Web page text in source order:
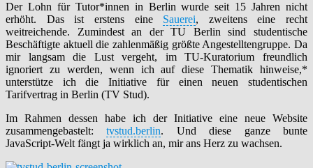
Der Lohn für Tutor*innen in Berlin wurde seit 15 Jahren nicht
erhöht. Das ist erstens eine Sauerei, zweitens eine recht
weitreichende. Zumindest an der TU Berlin sind studentische
Beschäftigte aktuell die zahlenmäßig größte Angestelltengruppe. Da
mir langsam die Lust vergeht, im TU-Kuratorium freundlich
ignoriert zu werden, wenn ich auf diese Thematik hinweise,*
unterstütze ich die Initiative für einen neuen studentischen
Tarifvertrag in Berlin (TV Stud).
Im Rahmen dessen habe ich der Initiative eine neue Website
zusammengebastelt:tvstud.berlin. Und diese ganze bunte
JavaScript-Welt fängt ja wirklich an, mir ans Herz zu wachsen.